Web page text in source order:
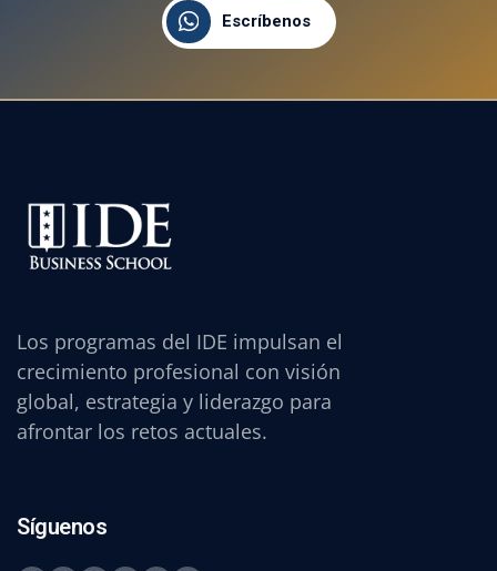
Escríbenos
Los programas del IDE impulsan el
crecimiento profesional con visión
global, estrategia y liderazgo para
afrontar los retos actuales.
Síguenos